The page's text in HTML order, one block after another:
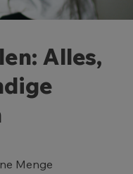
Alles,
Menge